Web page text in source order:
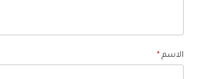
الاسم *